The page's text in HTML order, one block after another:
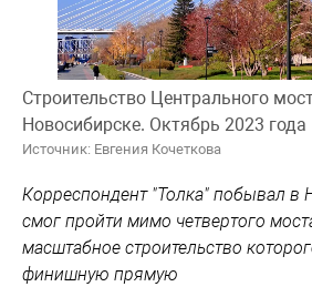
Строительство Центрального
Новосибирске. Октябрь 2023 года
Источник: Евгения Кочеткова
Корреспондент "Толка" побывал в
смог пройти мимо четвертого
масштабное строительство
финишную прямую